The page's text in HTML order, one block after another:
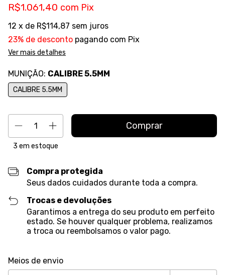
R$1.061,40 com Pix
12 x de R$114,87 sem juros
23% de desconto pagando com Pix
Ver mais detalhes
MUNIÇÃO: CALIBRE 5.5MM
CALIBRE 5.5MM
3 em estoque
Compra protegida
Seus dados cuidados durante toda a compra.
Trocas e devoluções
Garantimos a entrega do seu produto em perfeito
estado. Se houver qualquer problema, realizamos
a troca ou reembolsamos o valor pago.
Entregas para o CEP:
Meios de envio